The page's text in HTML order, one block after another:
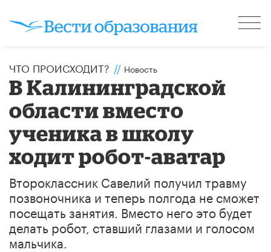
ЧТО ПРОИСХОДИТ? // Новость
В Калининградской
области вместо
ученика в школу
ходит робот-аватар
Второклассник Савелий получил травму
позвоночника и теперь полгода не сможет
посещать занятия. Вместо него это будет
делать робот, ставший глазами и голосом
мальчика.